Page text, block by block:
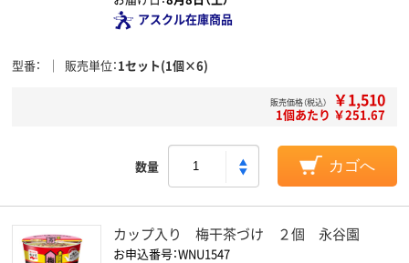
アスクル在庫商品
型番 販売単位 1セット(1個×6)
販売価格（税込） ￥1,510
1個あたり ￥251.67
数量 カゴへ
カップ入り 梅干茶づけ ２個 永谷園
お申込番号：WNU1547